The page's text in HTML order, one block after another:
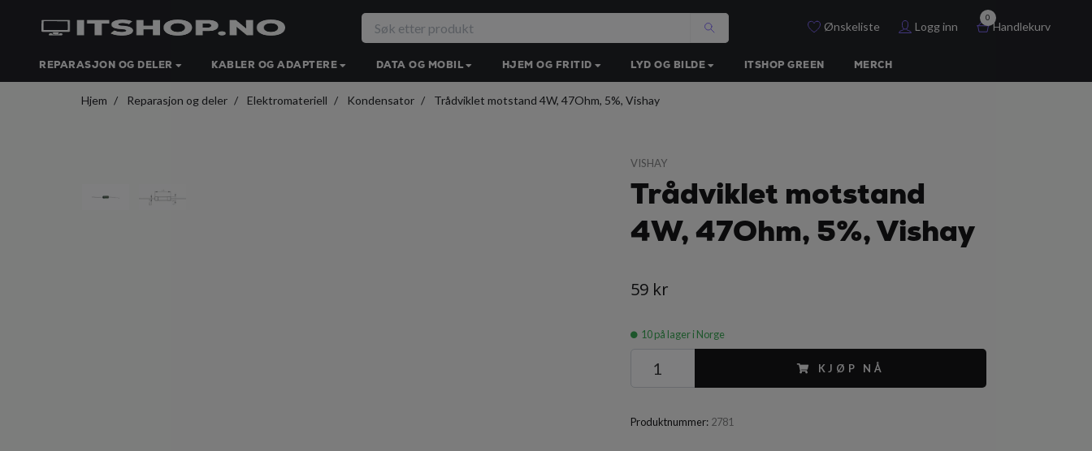
Ønskeliste Logg inn
0
Handlekurv
REPARASJON OG DELER KABLER OG ADAPTERE DATA OG MOBIL HJEM OG FRITID LYD OG BILDE ITSHOP GREEN MERCH
Hjem Reparasjon og deler Elektromateriell Kondensator Trådviklet motstand 4W, 47Ohm, 5%, Vishay
VISHAY
Trådviklet motstand
4W, 47Ohm, 5%, Vishay
59 kr
10på lager i Norge
KJØP NÅ
Produktnummer: 2781